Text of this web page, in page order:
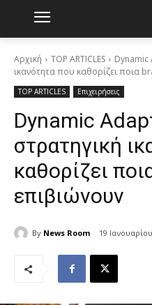
Αρχική TOP ARTICLES
Dynamic
ικανότητα που καθορίζει ποια
TOP ARTICLES Επιχειρήσεις
Dynamic
στρατηγική
καθορίζει
επιβιώνουν
By News Room 19